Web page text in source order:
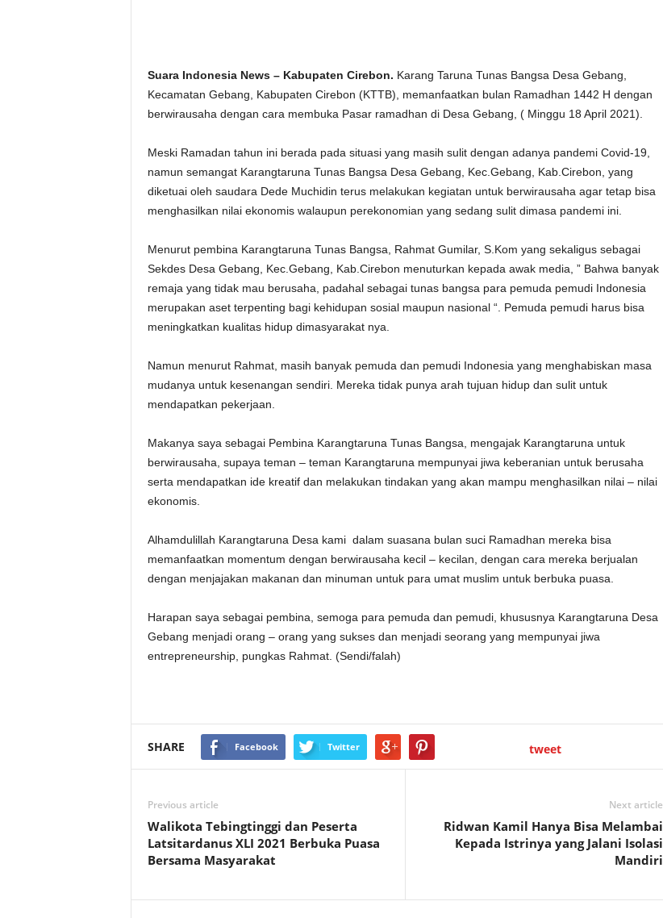
Suara Indonesia News – Kabupaten Cirebon. Karang Taruna Tunas Bangsa Desa Gebang,
Kecamatan Gebang, Kabupaten Cirebon (KTTB), memanfaatkan bulan Ramadhan 1442 H dengan
berwirausaha dengan cara membuka Pasar ramadhan di Desa Gebang, ( Minggu 18 April 2021).
Meski Ramadan tahun ini berada pada situasi yang masih sulit dengan adanya pandemi Covid-19,
namun semangat Karangtaruna Tunas Bangsa Desa Gebang, Kec.Gebang, Kab.Cirebon, yang
diketuai oleh saudara Dede Muchidin terus melakukan kegiatan untuk berwirausaha agar tetap bisa
menghasilkan nilai ekonomis walaupun perekonomian yang sedang sulit dimasa pandemi ini.
Menurut pembina Karangtaruna Tunas Bangsa, Rahmat Gumilar, S.Kom yang sekaligus sebagai
Sekdes Desa Gebang, Kec.Gebang, Kab.Cirebon menuturkan kepada awak media, ” Bahwa banyak
remaja yang tidak mau berusaha, padahal sebagai tunas bangsa para pemuda pemudi Indonesia
merupakan aset terpenting bagi kehidupan sosial maupun nasional “. Pemuda pemudi harus bisa
meningkatkan kualitas hidup dimasyarakat nya.
Namun menurut Rahmat, masih banyak pemuda dan pemudi Indonesia yang menghabiskan masa
mudanya untuk kesenangan sendiri. Mereka tidak punya arah tujuan hidup dan sulit untuk
mendapatkan pekerjaan.
Makanya saya sebagai Pembina Karangtaruna Tunas Bangsa, mengajak Karangtaruna untuk
berwirausaha, supaya teman – teman Karangtaruna mempunyai jiwa keberanian untuk berusaha
serta mendapatkan ide kreatif dan melakukan tindakan yang akan mampu menghasilkan nilai – nilai
ekonomis.
Alhamdulillah Karangtaruna Desa kami dalam suasana bulan suci Ramadhan mereka bisa
memanfaatkan momentum dengan berwirausaha kecil – kecilan, dengan cara mereka berjualan
dengan menjajakan makanan dan minuman untuk para umat muslim untuk berbuka puasa.
Harapan saya sebagai pembina, semoga para pemuda dan pemudi, khususnya Karangtaruna Desa
Gebang menjadi orang – orang yang sukses dan menjadi seorang yang mempunyai jiwa
entrepreneurship, pungkas Rahmat. (Sendi/falah)
SHARE Facebook Twitter tweet
Previous article
Walikota Tebingtinggi dan Peserta
Latsitardanus XLI 2021 Berbuka Puasa
Bersama Masyarakat
Next article
Ridwan Kamil Hanya Bisa Melambai
Kepada Istrinya yang Jalani Isolasi
Mandiri